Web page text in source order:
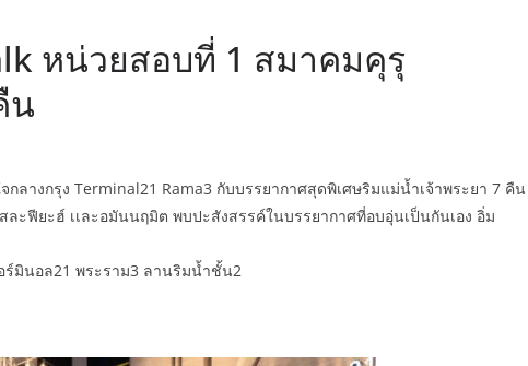
หน่วยสอบที่ 1 สมาคมคุรุ
น
กลางกรุง Terminal21 Rama3 กับบรรยากาศสุดพิเศษริมแม่น้ำเจ้าพระยา 7 คืน
ละฟียะฮ์ เเละอมันนฤมิต พบปะสังสรรค์ในบรรยากาศที่อบอุ่นเป็นกันเอง อิ่ม
ร์มินอล21 พระราม3 ลานริมน้ำชั้น2